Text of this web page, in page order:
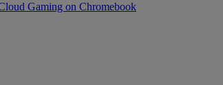
Gaming on Chromebook